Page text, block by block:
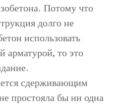
Потому что
долго не
использовать
арматурой, то это
сдерживающим
простояла бы ни одна